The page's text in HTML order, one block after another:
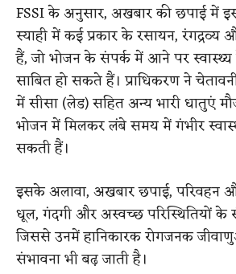
FSSI के अनुसार, अखबार की छपाई में
स्याही में कई प्रकार के रसायन, रंगद्रव्य
हैं, जो भोजन के संपर्क में आने पर
साबित हो सकते हैं। प्राधिकरण ने
में सीसा (लेड) सहित अन्य भारी धातुएं
भोजन में मिलकर लंबे समय में गंभीर
सकती हैं।
इसके अलावा, अखबार छपाई, परिवहन
धूल, गंदगी और अस्वच्छ परिस्थितियों
जिससे उनमें हानिकारक रोगजनक
संभावना भी बढ़ जाती है।